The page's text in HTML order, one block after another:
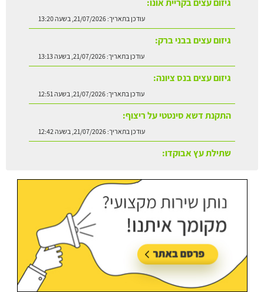
גיזום עצים בקריית אונו:
עודכן בתאריך:21/07/2026, בשעה 13:20
גיזום עצים בבני ברק:
עודכן בתאריך:21/07/2026, בשעה 13:13
גיזום עצים בנס ציונה:
עודכן בתאריך:21/07/2026, בשעה 12:51
התקנת דשא סינטטי על ריצוף:
עודכן בתאריך:21/07/2026, בשעה 12:42
שתילת עץ אבוקדו: